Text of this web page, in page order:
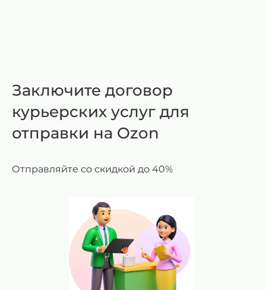
Заключите договор
курьерских услуг для
отправки на Ozon
Отправляйте со скидкой до 40%